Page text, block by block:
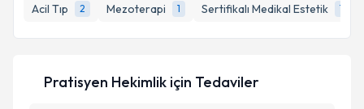
Acil Tıp
2 Mezoterapi 1 Sertifikalı Medikal Estetik 1
E-posta Adresiniz
Pratisyen Hekimlik için Tedaviler